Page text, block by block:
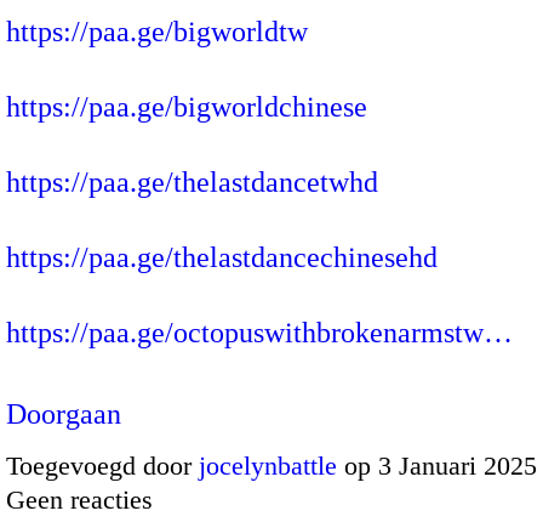
https://paa.ge/bigworldtw
https://paa.ge/bigworldchinese
https://paa.ge/thelastdancetwhd
https://paa.ge/thelastdancechinesehd
https://paa.ge/octopuswithbrokenarmstw…
Doorgaan
Toegevoegd door jocelynbattle op 3 Januari
Geen reacties